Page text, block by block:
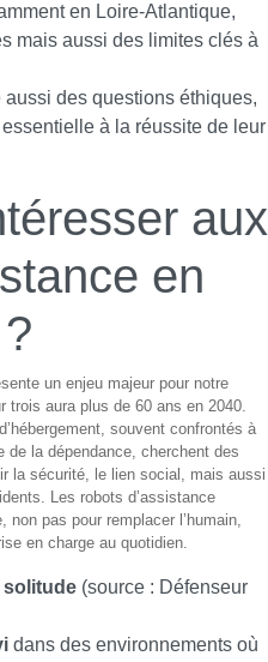
en Loire-Atlantique,
mais aussi des limites clés à
aussi des questions éthiques,
à la réussite de leur
aux
en
un enjeu majeur pour notre
trois aura plus de 60 ans en 2040.
souvent confrontés à
de la dépendance, cherchent des
la sécurité, le lien social, mais aussi
Les robots d’assistance
non pas pour remplacer l’humain,
en charge au quotidien.
solitude (source : Défenseur
dans des environnements où